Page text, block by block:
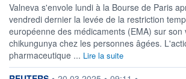
VOLUME
345 073
CAPITAL
0,18%
VALORISATION
421 MEUR
DERNIER
06.08.26 /
LIMITE À LA LIMITE À LA
Valneva s'envole lundi à la Bourse de Paris
vendredi dernier la levée de la restriction
européenne des médicaments (EMA) sur son
chikungunya chez les personnes âgées.
pharmaceutique ... Lire la suite